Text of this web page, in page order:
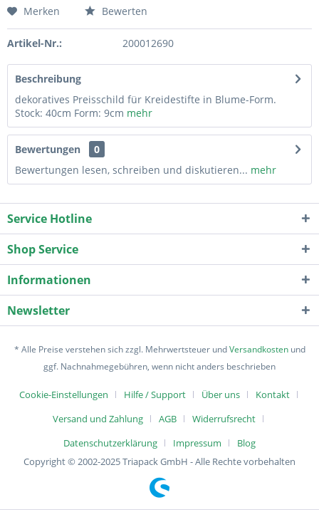
Merken Bewerten
Artikel-Nr.: 200012690
Beschreibung
dekoratives Preisschild für Kreidestifte in Blume-Form.
Stock: 40cm Form: 9cm mehr
Bewertungen
0
Bewertungen lesen, schreiben und diskutieren... mehr
Service Hotline
Shop Service
Informationen
Newsletter
* Alle Preise verstehen sich zzgl. Mehrwertsteuer undVersandkostenund
ggf. Nachnahmegebühren, wenn nicht anders beschrieben
Cookie-Einstellungen Hilfe / Support Über uns
Kontakt
Versand und Zahlung
AGB
Widerrufsrecht
Datenschutzerklärung
Impressum
Blog
Copyright © 2002-2025 Triapack GmbH - Alle Rechte vorbehalten